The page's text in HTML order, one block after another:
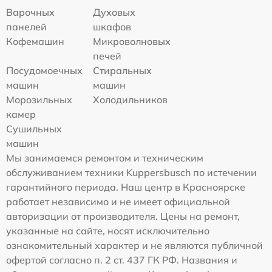
Варочных
панелей
Духовых
шкафов
Кофемашин
Микроволновых
печей
Посудомоечных
машин
Стиральных
машин
Морозильных
камер
Холодильников
Сушильных
машин
Мы занимаемся ремонтом и техническим
обслуживанием техники Kuppersbusch по истечении
гарантийного периода. Наш центр в Красноярске
работает независимо и не имеет официальной
авторизации от производителя. Цены на ремонт,
указанные на сайте, носят исключительно
ознакомительный характер и не являются публичной
офертой согласно п. 2 ст. 437 ГК РФ. Названия и